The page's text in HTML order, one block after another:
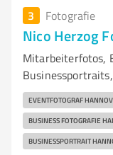
3 Fotografie
Nico Herzog
Mitarbeiterfotos,
EVENTFOTOGRAF
BUSINESS FOTOGRAFIE
BUSINESSPORTRAIT